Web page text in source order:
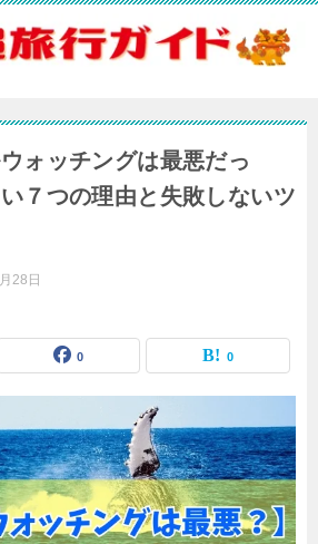
ォッチングは最悪だっ
７つの理由と失敗しないツ
28日
0 0